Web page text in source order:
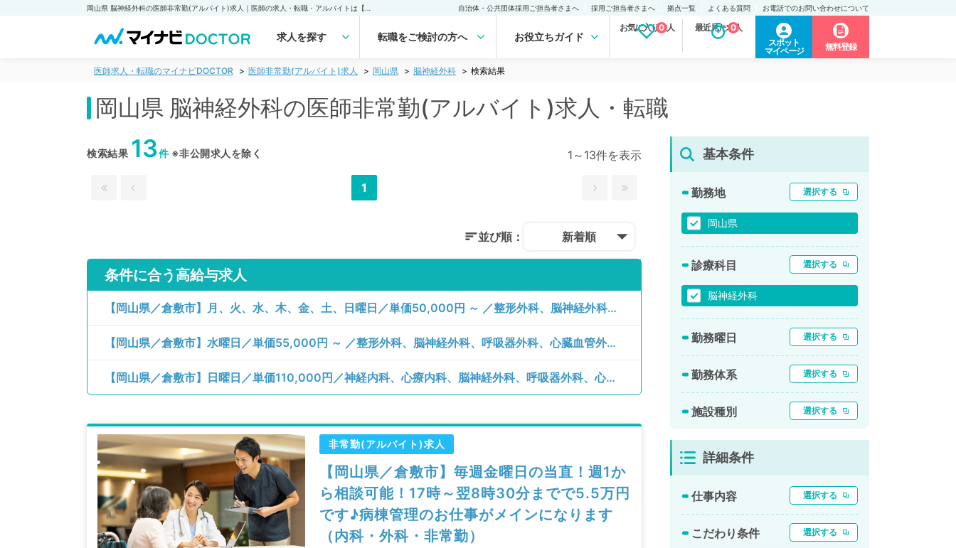
自治体・公共団体採用ご担当者さまへ 採用ご担当者さまへ 拠点一覧 よくある質問 お電話でのお問い合わせについて
求人を探す 転職をご検討の方へ お役立ちガイド
お気に入り求人
0 最近見た求人
0
スポット
マイページ
無料登録
医師求人・転職のマイナビDOCTOR 医師非常勤(アルバイト)求人 岡山県 脳神経外科 検索結果
岡山県 脳神経外科の医師非常勤(アルバイト)求人・転職
検索結果 13件※非公開求人を除く 1～13件を表示
1
並び順： 新着順
条件に合う高給与求人
【岡山県／倉敷市】月、火、水、木、金、土、日曜日／単価50,000円 ～ ／整形外科、脳神経外科、呼吸器外科、心臓血管外科、一般内科、循環器内科、呼吸器内科、消化器内科、内分泌・代謝内科、外科系全般、一般外科、消化器外科／病棟管理
【岡山県／倉敷市】水曜日／単価55,000円 ～ ／整形外科、脳神経外科、呼吸器外科、心臓血管外科、一般内科、循環器内科、呼吸器内科、消化器内科、内分泌・代謝内科、外科系全般、一般外科、消化器外科／病棟管理
【岡山県／倉敷市】日曜日／単価110,000円／神経内科、心療内科、脳神経外科、呼吸器外科、心臓血管外科、一般内科、循環器内科、呼吸器内科、消化器内科、内分泌・代謝内科、腎臓内科、老年内科、外科系全般、一般外科、消化器外科、膠原病科／病棟管理
非常勤(アルバイト)求人
【岡山県／倉敷市】毎週金曜日の当直！週1か
ら相談可能！17時～翌8時30分までで5.5万円
です♪病棟管理のお仕事がメインになります
（内科・外科・非常勤）
基本条件
勤務地 選択する
岡山県
診療科目 選択する
脳神経外科
勤務曜日 選択する
勤務体系 選択する
施設種別 選択する
詳細条件
仕事内容 選択する
こだわり条件 選択する